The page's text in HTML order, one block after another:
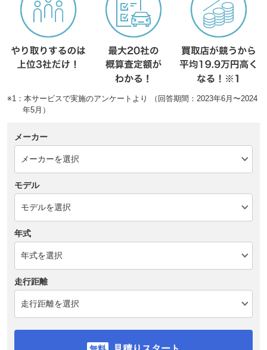
※1：本サービスで実施のアンケートより （回答期間：2023年6月〜2024
年5月）
メーカー
モデル
年式
走行距離